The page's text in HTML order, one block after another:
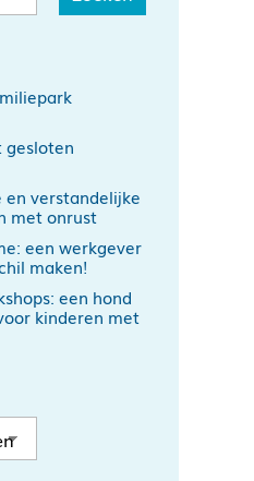
gesloten
en verstandelijke
met onrust
een werkgever
maken!
een hond
kinderen met